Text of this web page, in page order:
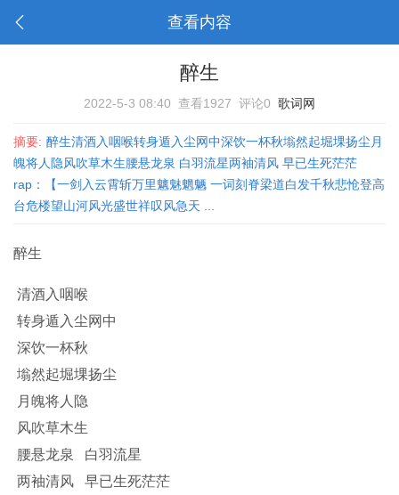
查看内容
醉生
2022-5-3 08:40 查看1927 评论0 歌词网
摘要: 醉生清酒入咽喉转身遁入尘网中深饮一杯秋塕然起堀堁扬尘月
魄将人隐风吹草木生腰悬龙泉 白羽流星两袖清风 早已生死茫茫
rap：【一剑入云霄斩万里魑魅魍魉 一词刻脊梁道白发千秋悲怆登高
台危楼望山河风光盛世祥叹风急天 ...
醉生
清酒入咽喉
转身遁入尘网中
深饮一杯秋
塕然起堀堁扬尘
月魄将人隐
风吹草木生
腰悬龙泉 白羽流星
两袖清风 早已生死茫茫